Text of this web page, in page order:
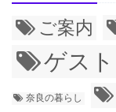
ご案内
ゲスト
奈良の暮らし